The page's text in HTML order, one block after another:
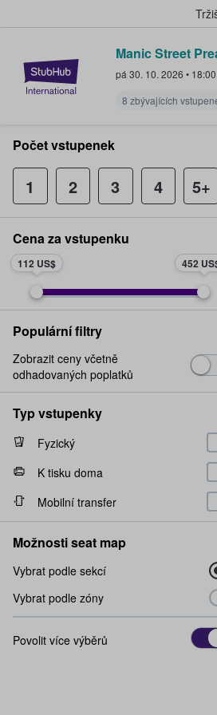
StubHub –
Manic Street
pá 30. 10. 2026 • 18:00
8 zbývajících
Počet vstupenek
1 2 3 4 5+
Cena za vstupenku
112 US$ 452
Populární filtry
Zobrazit ceny včetně
odhadovaných poplatků
Typ vstupenky
Fyzický
K tisku doma
Mobilní transfer
Možnosti seat map
Vybrat podle sekcí
Vybrat podle zóny
Povolit více výběrů